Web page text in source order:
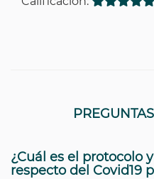
¿Cuál es el protocolo
respecto del Covid19